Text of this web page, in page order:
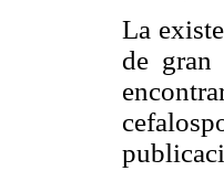
La
de gran